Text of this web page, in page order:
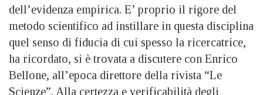
dell’evidenza empirica. E’ proprio il rigore del
metodo scientifico ad instillare in questa disciplina
quel senso di fiducia di cui spesso la ricercatrice,
ha ricordato, si è trovata a discutere con Enrico
Bellone, all’epoca direttore della rivista “Le
Scienze”. Alla certezza e verificabilità degli